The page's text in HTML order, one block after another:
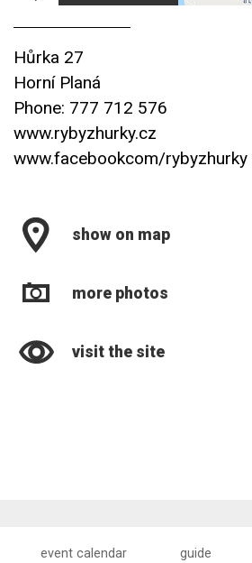
Hůrka 27
Horní Planá
Phone: 777 712 576
www.rybyzhurky.cz
www.facebookcom/rybyzhurky
show on map
more photos
visit the site
event calendar guide